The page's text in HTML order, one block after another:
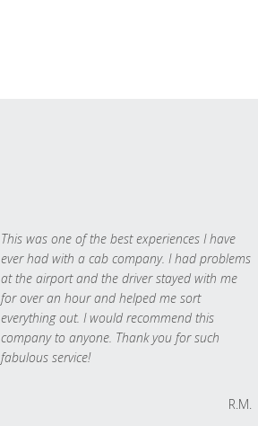
This was one of the best experiences I have
ever had with a cab company. I had problems
at the airport and the driver stayed with me
for over an hour and helped me sort
everything out. I would recommend this
company to anyone. Thank you for such
fabulous service!
R.M.